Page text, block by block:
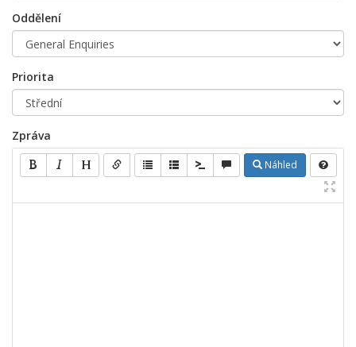
Oddělení
Priorita
Zpráva
Náhled